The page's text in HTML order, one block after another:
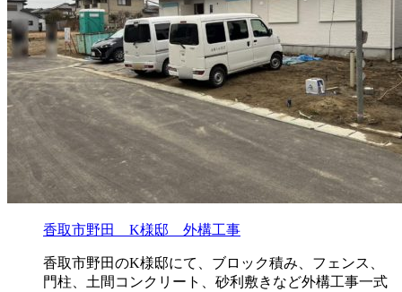
香取市野田 K様邸 外構工事
香取市野田のK様邸にて、ブロック積み、フェンス、
門柱、土間コンクリート、砂利敷きなど外構工事一式